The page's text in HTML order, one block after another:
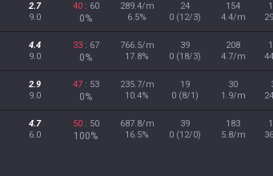
2.7
9.0
40: 60
0%
289.4/m
6.5%
24
0 (12/3)
154
4.4/m
4.4
9.0
33: 67
0%
766.5/m
17.8%
39
0 (18/3)
208
4.7/m
2.9
9.0
47: 53
0%
235.7/m
10.4%
19
0 (8/1)
30
1.9/m
4.7
6.0
50: 50
100%
687.8/m
16.5%
39
0 (12/0)
183
5.8/m